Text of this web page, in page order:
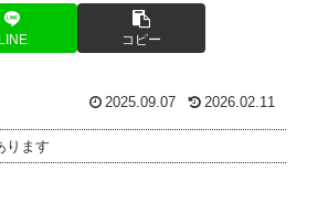
LINE コピー
2025.09.07 2026.02.11
ります